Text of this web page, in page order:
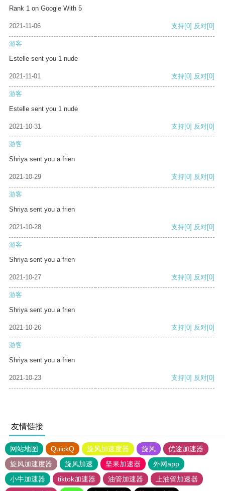
Rank 1 on Google With 5
2021-11-06 支持[0] 反对[0]
游客
Estelle sent you 1 nude
2021-11-01 支持[0] 反对[0]
游客
Estelle sent you 1 nude
2021-10-31 支持[0] 反对[0]
游客
Shriya sent you a frien
2021-10-29 支持[0] 反对[0]
游客
Shriya sent you a frien
2021-10-28 支持[0] 反对[0]
游客
Shriya sent you a frien
2021-10-27 支持[0] 反对[0]
游客
Shriya sent you a frien
2021-10-26 支持[0] 反对[0]
游客
Shriya sent you a frien
2021-10-23 支持[0] 反对[0]
友情链接
网站地图 QuickQ 旋风加速度器 旋风
优途加速器
旋风加速度器
旋风加速 坚果加速器
外网app
小牛加速器
tiktok加速器 油管加速器
上油管加速器